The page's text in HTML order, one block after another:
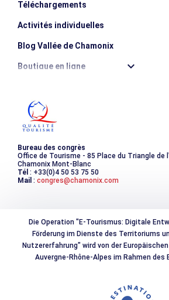
Téléchargements
Activités individuelles
Blog Vallée de Chamonix
Boutique en ligne
Les incontournables
Photothèque
Bureau des congrès
Office de Tourisme - 85 Place du Triangle de
Chamonix Mont-Blanc
Tél : +33(0)4 50 53 75 50
Mail : congres@chamonix.com
Die Operation "E-Tourismus: Digitale
Förderung im Dienste des Territoriums
Nutzererfahrung" wird von der
Auvergne-Rhône-Alpes im Rahmen des